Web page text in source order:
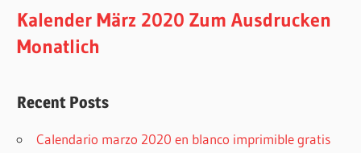
Kalender März 2020 Zum Ausdrucken
Monatlich
Recent Posts
Calendario marzo 2020 en blanco imprimible gratis